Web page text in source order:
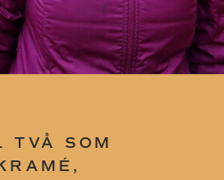
TVÅ SOM